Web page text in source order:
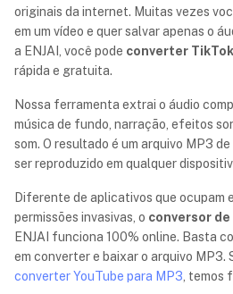
originais da internet. Muitas vezes
em um vídeo e quer salvar apenas o
a ENJAI, você pode converter
rápida e gratuita.
Nossa ferramenta extrai o áudio
música de fundo, narração, efeitos
som. O resultado é um arquivo MP3
ser reproduzido em qualquer
Diferente de aplicativos que ocupam
permissões invasivas, o conversor
ENJAI funciona 100% online. Basta
em converter e baixar o arquivo MP3.
converter YouTube para MP3 , temos